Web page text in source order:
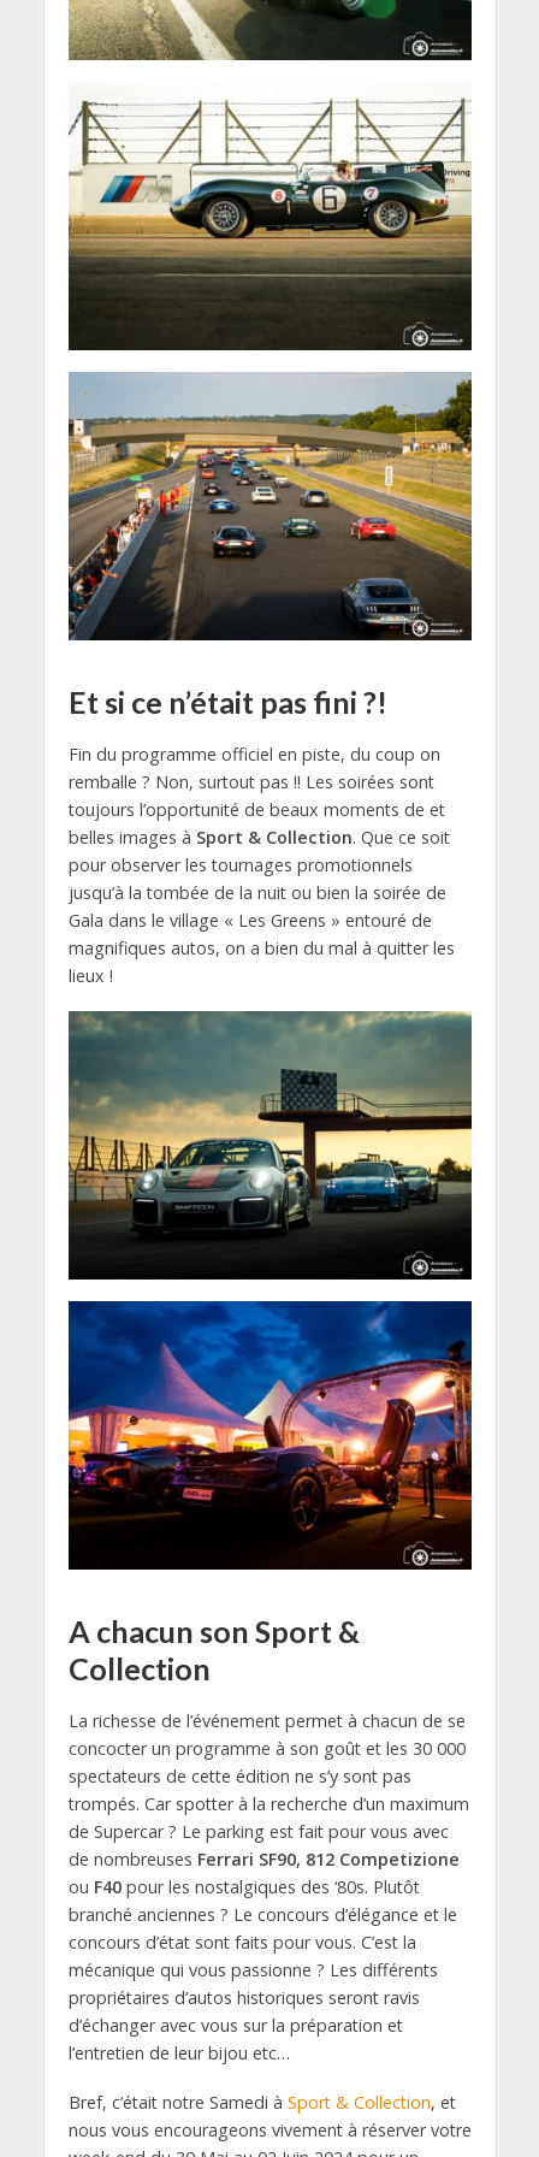
Et si ce n’était pas fini ?!
Fin du programme officiel en piste, du coup on
remballe ? Non, surtout pas !! Les soirées sont
toujours l’opportunité de beaux moments de et
belles images à Sport & Collection. Que ce soit
pour observer les tournages promotionnels
jusqu’à la tombée de la nuit ou bien la soirée de
Gala dans le village « Les Greens » entouré de
magnifiques autos, on a bien du mal à quitter les
lieux !
A chacun son Sport &
Collection
La richesse de l’événement permet à chacun de se
concocter un programme à son goût et les 30 000
spectateurs de cette édition ne s’y sont pas
trompés. Car spotter à la recherche d’un maximum
de Supercar ? Le parking est fait pour vous avec
de nombreuses Ferrari SF90, 812 Competizione
ou F40pour les nostalgiques des ‘80s. Plutôt
branché anciennes ? Le concours d’élégance et le
concours d’état sont faits pour vous. C’est la
mécanique qui vous passionne ? Les différents
propriétaires d’autos historiques seront ravis
d’échanger avec vous sur la préparation et
l’entretien de leur bijou etc…
Bref, c’était notre Samedi à Sport & Collection, et
nous vous encourageons vivement à réserver votre